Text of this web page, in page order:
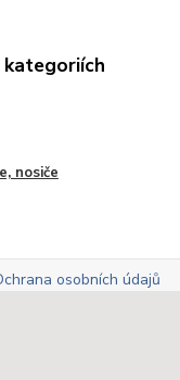
kategoriích
nosiče
osobních údajů